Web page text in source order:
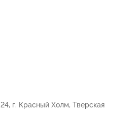
г. Красный Холм, Тверская